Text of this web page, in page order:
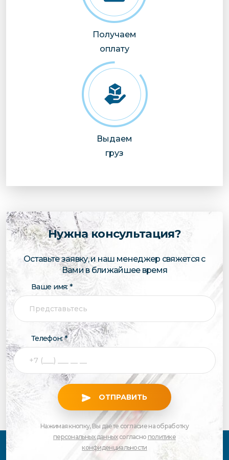
Получаем
оплату
Выдаем
груз
Нужна консультация?
Оставьте заявку, и наш менеджер свяжется с
Вами в ближайшее время
Ваше имя: *
Телефон: *
ОТПРАВИТЬ
Нажимая кнопку, Вы даете согласие на обработку
персональных данныхсогласно политике
конфиденциальности